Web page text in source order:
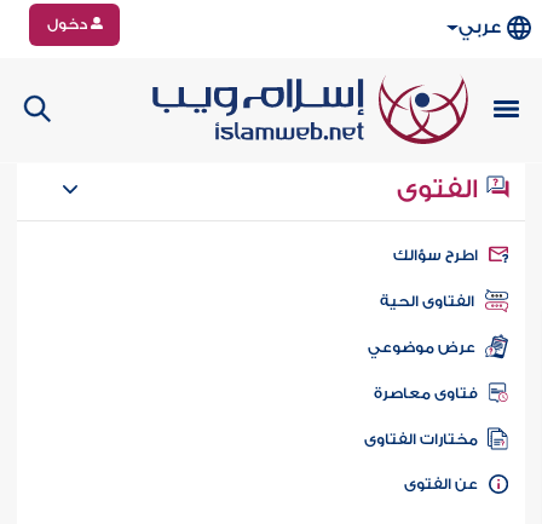
عربي دخول
الفتوى
سؤالك
الفتاوى الحية
عرض موضوعي
فتاوى معاصرة
مختارات الفتاوى